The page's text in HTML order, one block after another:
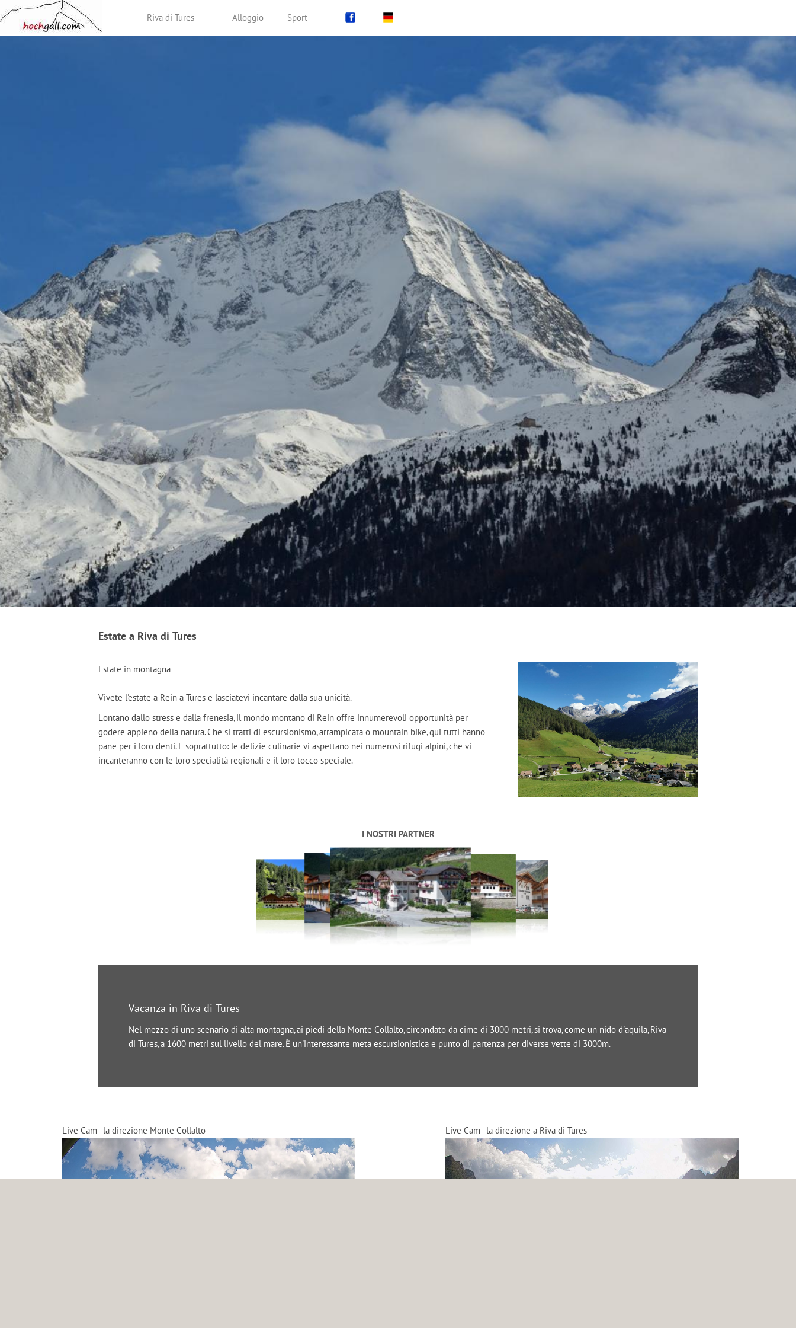
Riva di Tures Alloggio Sport
Estate a Riva di Tures
Estate in montagna
Vivete l'estate a Rein a Tures e lasciatevi incantare dalla sua unicità.
Lontano dallo stress e dalla frenesia, il mondo montano di Rein offre innumerevoli opportunità per
godere appieno della natura. Che si tratti di escursionismo, arrampicata o mountain bike, qui tutti hanno
pane per i loro denti. E soprattutto: le delizie culinarie vi aspettano nei numerosi rifugi alpini, che vi
incanteranno con le loro specialità regionali e il loro tocco speciale.
I NOSTRI PARTNER
Vacanza in Riva di Tures
Nel mezzo di uno scenario di alta montagna, ai piedi della Monte Collalto, circondato da cime di 3000 metri, si trova, come un nido d'aquila, Riva
di Tures, a 1600 metri sul livello del mare. È un'interessante meta escursionistica e punto di partenza per diverse vette di 3000m.
Live Cam - la direzione Monte Collalto Live Cam - la direzione a Riva di Tures